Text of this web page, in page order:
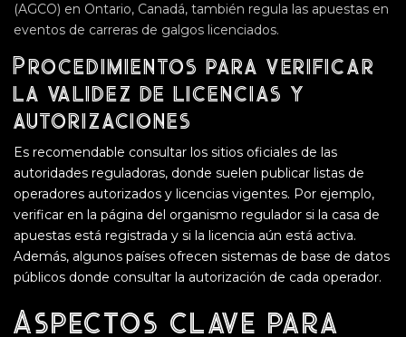
(AGCO) en Ontario, Canadá, también regula las apuestas en
eventos de carreras de galgos licenciados.
Procedimientos para verificar
la validez de licencias y
autorizaciones
Es recomendable consultar los sitios oficiales de las
autoridades reguladoras, donde suelen publicar listas de
operadores autorizados y licencias vigentes. Por ejemplo,
verificar en la página del organismo regulador si la casa de
apuestas está registrada y si la licencia aún está activa.
Además, algunos países ofrecen sistemas de base de datos
públicos donde consultar la autorización de cada operador.
Aspectos clave para